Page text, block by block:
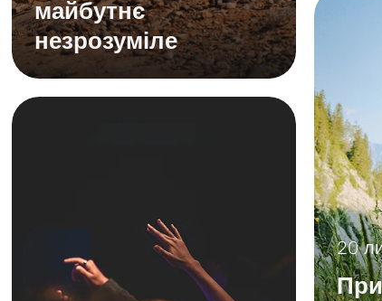
майбутнє
незрозуміле
20